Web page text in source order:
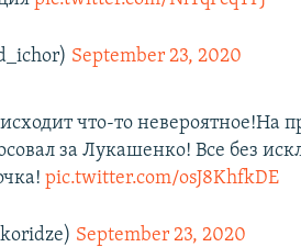
September 23, 2020
что-то невероятное!На
за Лукашенко! Все без
pic.twitter.com/osJ8KhfkDE
September 23, 2020